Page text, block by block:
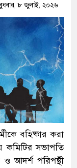
৮ জুলাই, ২০২৬
বহিষ্কার করা
কমিটির সভাপতি
আদর্শ পরিপন্থী